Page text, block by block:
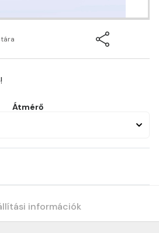
Átmérő
információk